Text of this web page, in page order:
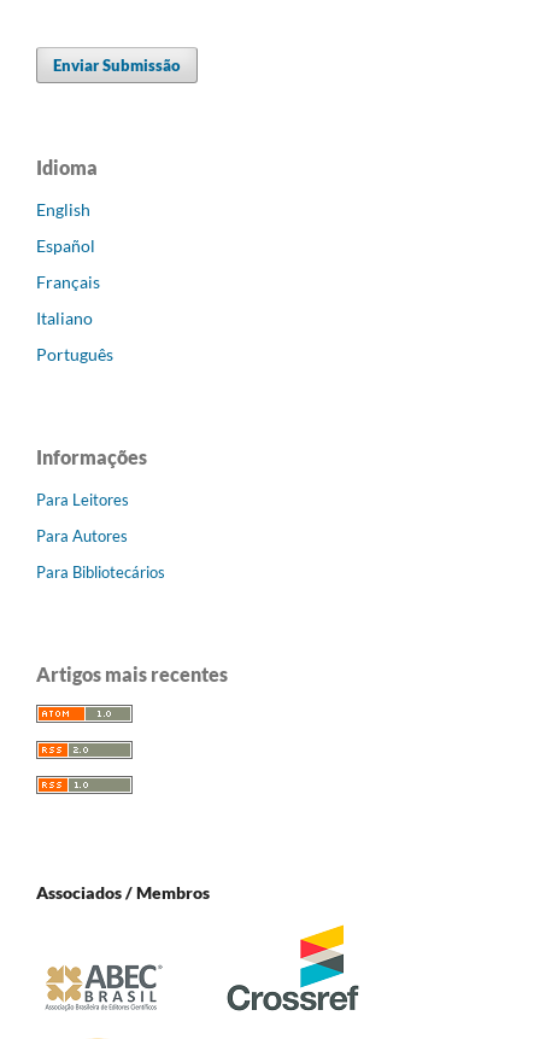
Enviar Submissão
Idioma
English
Español
Français
Italiano
Português
Informações
Para Leitores
Para Autores
Para Bibliotecários
Artigos mais recentes
Associados / Membros